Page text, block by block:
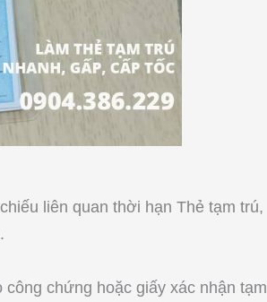
liên quan thời hạn Thẻ tạm trú,
chứng hoặc giấy xác nhận tạm